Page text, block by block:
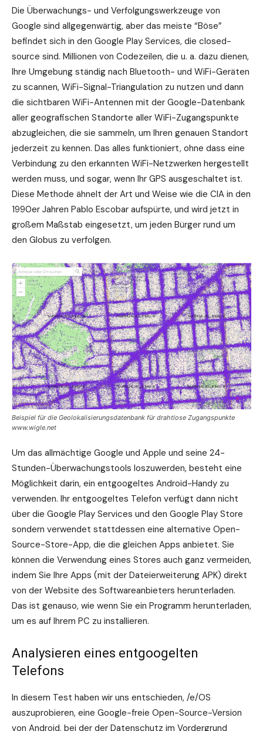
Die Überwachungs- und Verfolgungswerkzeuge von
Google sind allgegenwärtig, aber das meiste “Böse”
befindet sich in den Google Play Services, die closed-
source sind. Millionen von Codezeilen, die u. a. dazu dienen,
Ihre Umgebung ständig nach Bluetooth- und WiFi-Geräten
zu scannen, WiFi-Signal-Triangulation zu nutzen und dann
die sichtbaren WiFi-Antennen mit der Google-Datenbank
aller geografischen Standorte aller WiFi-Zugangspunkte
abzugleichen, die sie sammeln, um Ihren genauen Standort
jederzeit zu kennen. Das alles funktioniert, ohne dass eine
Verbindung zu den erkannten WiFi-Netzwerken hergestellt
werden muss, und sogar, wenn Ihr GPS ausgeschaltet ist.
Diese Methode ähnelt der Art und Weise wie die CIA in den
1990er Jahren Pablo Escobar aufspürte, und wird jetzt in
großem Maßstab eingesetzt, um jeden Bürger rund um
den Globus zu verfolgen.
Beispiel für die Geolokalisierungsdatenbank für drahtlose Zugangspunkte
www.wigle.net
Um das allmächtige Google und Apple und seine 24-
Stunden-Überwachungstools loszuwerden, besteht eine
Möglichkeit darin, ein entgoogeltes Android-Handy zu
verwenden. Ihr entgoogeltes Telefon verfügt dann nicht
über die Google Play Services und den Google Play Store
sondern verwendet stattdessen eine alternative Open-
Source-Store-App, die die gleichen Apps anbietet. Sie
können die Verwendung eines Stores auch ganz vermeiden,
indem Sie Ihre Apps (mit der Dateierweiterung APK) direkt
von der Website des Softwareanbieters herunterladen.
Das ist genauso, wie wenn Sie ein Programm herunterladen,
um es auf Ihrem PC zu installieren.
Analysieren eines entgoogelten
Telefons
In diesem Test haben wir uns entschieden, /e/OS
auszuprobieren, eine Google-freie Open-Source-Version
von Android, bei der der Datenschutz im Vordergrund